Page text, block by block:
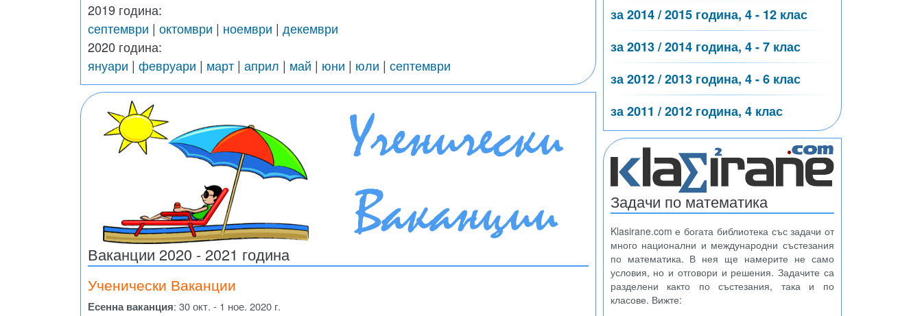
2019 година:
септември | октомври | ноември | декември
2020 година:
януари | февруари | март | април | май | юни | юли | септември
Ваканции 2020 - 2021 година
Ученически Ваканции
Есенна ваканция: 30 окт. - 1 ное. 2020 г.
за 2014 / 2015 година, 4 - 12 клас
за 2013 / 2014 година, 4 - 7 клас
за 2012 / 2013 година, 4 - 6 клас
за 2011 / 2012 година, 4 клас
Задачи по математика
Klasirane.com е богата библиотека със задачи от
много национални и международни състезания
по математика. В нея ще намерите не само
условия, но и отговори и решения. Задачите са
разделени както по състезания, така и по
класове. Вижте: